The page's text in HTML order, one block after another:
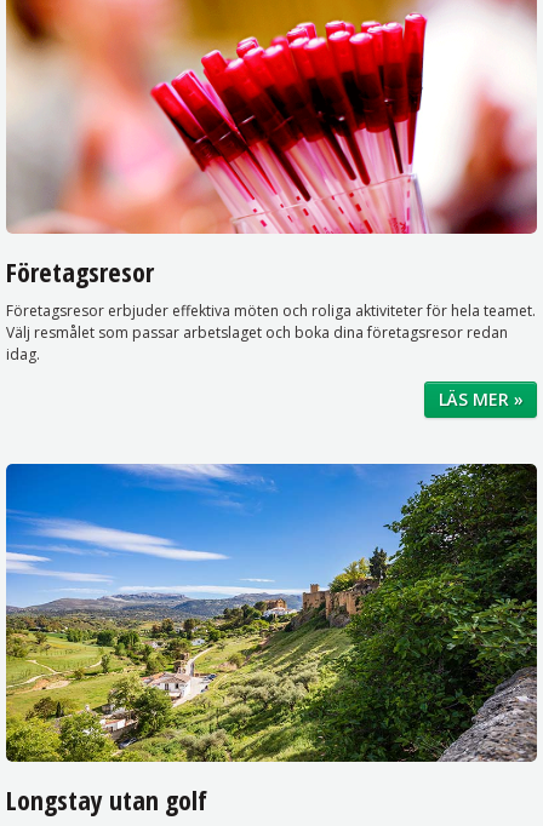
Företagsresor
Företagsresor erbjuder effektiva möten och roliga aktiviteter för hela teamet.
Välj resmålet som passar arbetslaget och boka dina företagsresor redan
idag.
LÄS MER »
Longstay utan golf